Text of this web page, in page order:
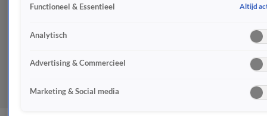
Functioneel & Essentieel Altijd
Analytisch
Advertising & Commercieel
Marketing & Social media